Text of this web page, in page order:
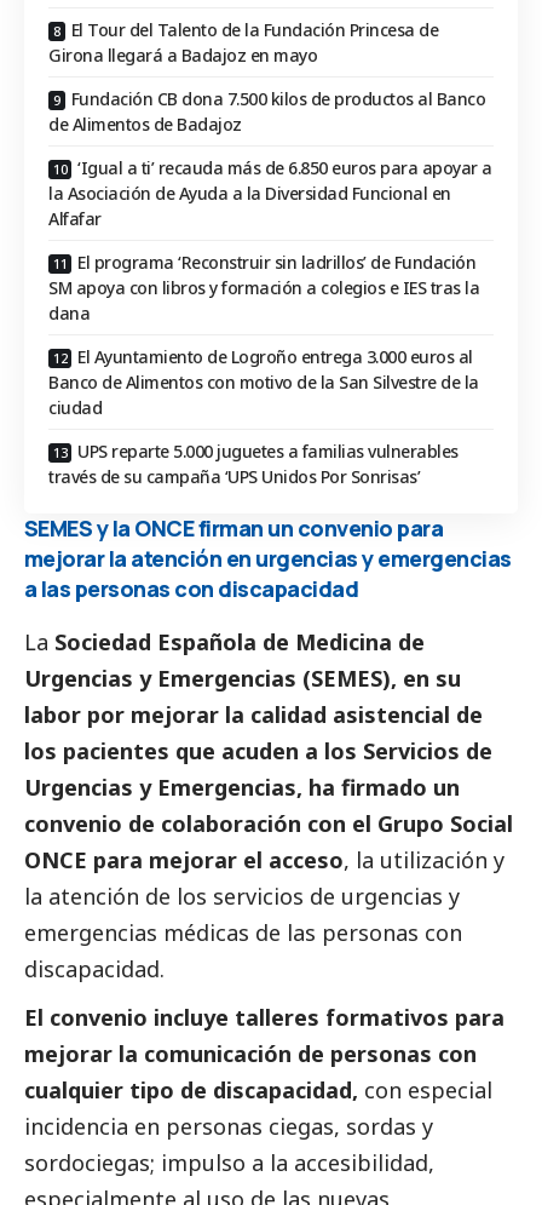
El Tour del Talento de la Fundación Princesa de
Girona llegará a Badajoz en mayo
Fundación CB dona 7.500 kilos de productos al Banco
de Alimentos de Badajoz
‘Igual a ti’ recauda más de 6.850 euros para apoyar a
la Asociación de Ayuda a la Diversidad Funcional en
Alfafar
El programa ‘Reconstruir sin ladrillos’ de Fundación
SM apoya con libros y formación a colegios e IES tras la
dana
El Ayuntamiento de Logroño entrega 3.000 euros al
Banco de Alimentos con motivo de la San Silvestre de la
ciudad
UPS reparte 5.000 juguetes a familias vulnerables
través de su campaña ‘UPS Unidos Por Sonrisas’
SEMES y la ONCE firman un convenio para
mejorar la atención en urgencias y emergencias
a las personas con discapacidad
La Sociedad Española de Medicina de
Urgencias y Emergencias (SEMES), en su
labor por mejorar la calidad asistencial de
los pacientes que acuden a los Servicios de
Urgencias y Emergencias, ha firmado un
convenio de colaboración con el Grupo Social
ONCE para mejorar el acceso, la utilización y
la atención de los servicios de urgencias y
emergencias médicas de las personas con
discapacidad.
El convenio incluye talleres formativos para
mejorar la comunicación de personas con
cualquier tipo de discapacidad, con especial
incidencia en personas ciegas, sordas y
sordociegas; impulso a la accesibilidad,